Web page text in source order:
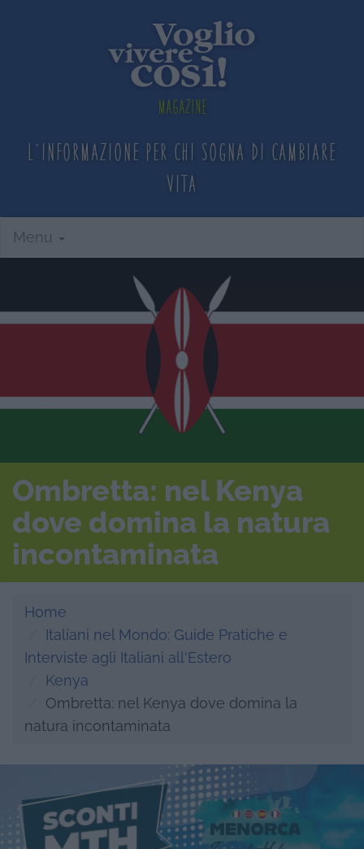
Magazine
L'informazione per chi sogna di cambiare
vita
Menu
Ombretta: nel Kenya
dove domina la natura
incontaminata
Home
Italiani nel Mondo: Guide Pratiche e
Interviste agli Italiani all'Estero
Kenya
Ombretta: nel Kenya dove domina la
natura incontaminata